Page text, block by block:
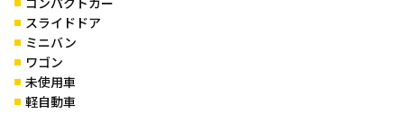
スライドドア
ミニバン
ワゴン
未使用車
軽自動車